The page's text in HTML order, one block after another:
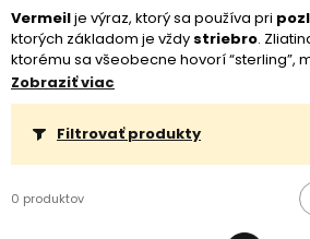
Vermeilje výraz, ktorý sa používa pri
ktorých základom je vždy striebro.
ktorému sa všeobecne hovorí “sterling”,
striebra a vrstva pozlátenia musí byť
milimetra s rýdzosťou aspoň 10 karátov.
Zobraziť viac
Filtrovať produkty
0 produktov